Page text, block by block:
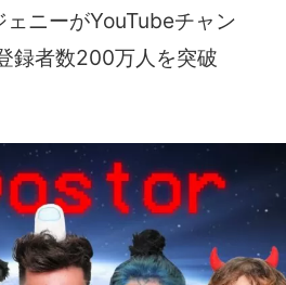
ニーがYouTubeチャン
録者数200万人を突破